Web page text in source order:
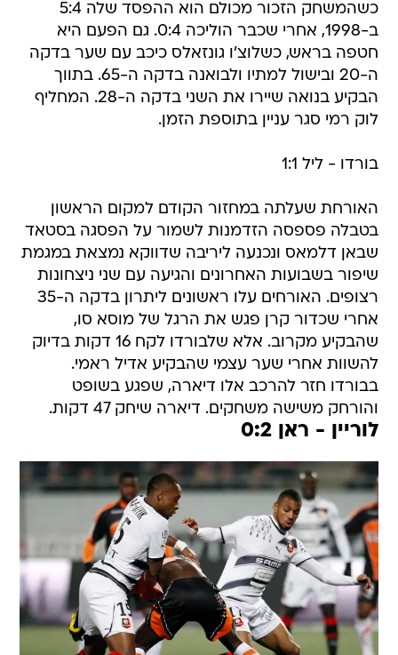
כשהמשחק הזכור מכולם הוא ההפסד שלה 5:4
ב-1998, אחרי שכבר הוליכה 0:4. גם הפעם היא
חטפה בראש, כשלוצ'ו גונזאלס כיכב עם שער בדקה
ה-20 ובישול למתיו ולבואנה בדקה ה-65. בתווך
הבקיע בנואה שיירו את השני בדקה ה-28. המחליף
לוק רמי סגר עניין בתוספת הזמן.
בורדו - ליל 1:1
האורחת שעלתה במחזור הקודם למקום הראשון
בטבלה פספסה הזדמנות לשמור על הפסגה בסטאד
שבאן דלמאס ונכנעה ליריבה שדווקא נמצאת במגמת
שיפור בשבועות האחרונים והגיעה עם שני ניצחונות
רצופים. האורחים עלו ראשונים ליתרון בדקה ה-35
אחרי שכדור קרן פגש את הרגל של מוסא סו,
שהבקיע מקרוב. אלא שלבורדו לקח 16 דקות בדיוק
להשוות אחרי שער עצמי שהבקיע אדיל ראמי.
בבורדו חזר להרכב אלו דיארה, שפגע בשופט
והורחק משישה משחקים. דיארה שיחק 47 דקות.
לוריין - ראן 0:2